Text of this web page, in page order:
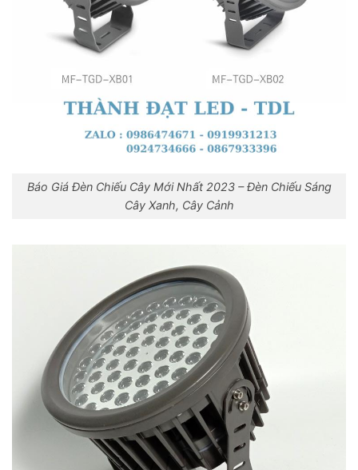
Báo Giá Đèn Chiếu Cây Mới Nhất 2023 – Đèn Chiếu Sáng
Cây Xanh, Cây Cảnh